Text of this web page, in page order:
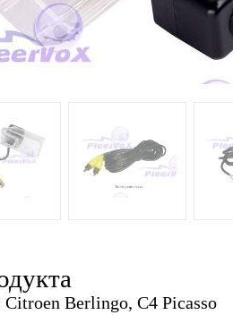
Citroen Berlingo, C4 Picasso